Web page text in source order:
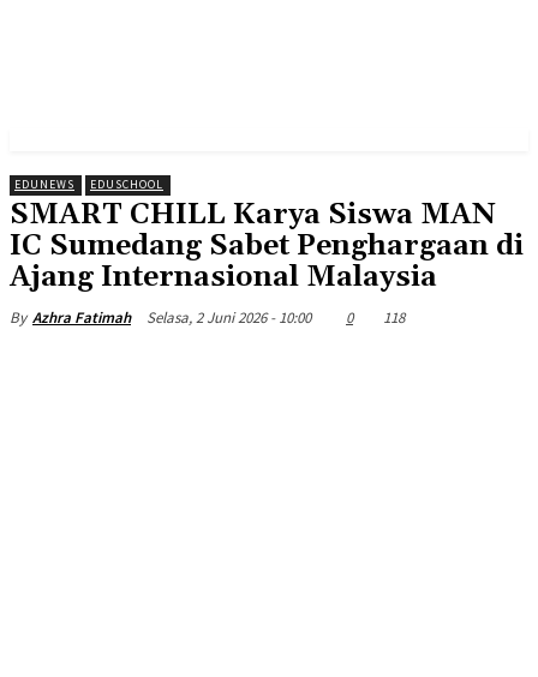
EDUNEWS EDUSCHOOL
SMART CHILL Karya Siswa MAN
IC Sumedang Sabet Penghargaan di
Ajang Internasional Malaysia
By Azhra Fatimah Selasa, 2 Juni 2026 - 10:00 0 118